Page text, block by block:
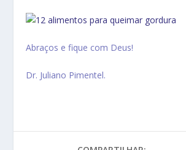
Abraços e fique com Deus!
Dr. Juliano Pimentel.